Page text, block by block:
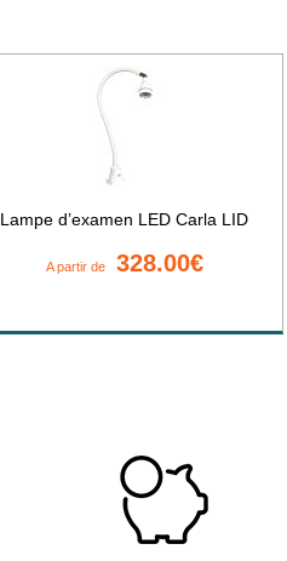
Lampe d’examen LED Carla LID
A partir de 328.00€